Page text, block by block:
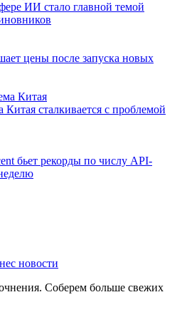
ИИ стало главной темой
цены после запуска новых
сталкивается с проблемой
бьет рекорды по числу API-
новости
Соберем больше свежих